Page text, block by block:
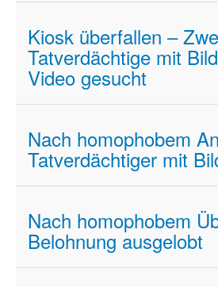
Kiosk überfallen –
Tatverdächtige mit
Video gesucht
Nach homophobem
Tatverdächtiger mit
Nach homophobem
Belohnung ausgelobt